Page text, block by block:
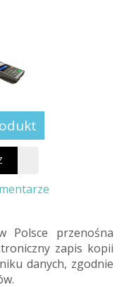
Polsce przenośna
zapis kopii
danych, zgodnie